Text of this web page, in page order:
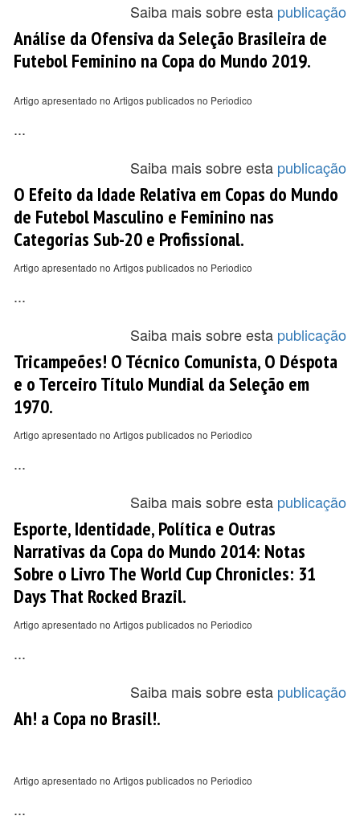
Saiba mais sobre esta publicação
Análise da Ofensiva da Seleção Brasileira de
Futebol Feminino na Copa do Mundo 2019.
Artigo apresentado no Artigos publicados no Periodico
...
Saiba mais sobre esta publicação
O Efeito da Idade Relativa em Copas do Mundo
de Futebol Masculino e Feminino nas
Categorias Sub-20 e Profissional.
Artigo apresentado no Artigos publicados no Periodico
...
Saiba mais sobre esta publicação
Tricampeões! O Técnico Comunista, O Déspota
e o Terceiro Título Mundial da Seleção em
1970.
Artigo apresentado no Artigos publicados no Periodico
...
Saiba mais sobre esta publicação
Esporte, Identidade, Política e Outras
Narrativas da Copa do Mundo 2014: Notas
Sobre o Livro The World Cup Chronicles: 31
Days That Rocked Brazil.
Artigo apresentado no Artigos publicados no Periodico
...
Saiba mais sobre esta publicação
Ah! a Copa no Brasil!.
Artigo apresentado no Artigos publicados no Periodico
...